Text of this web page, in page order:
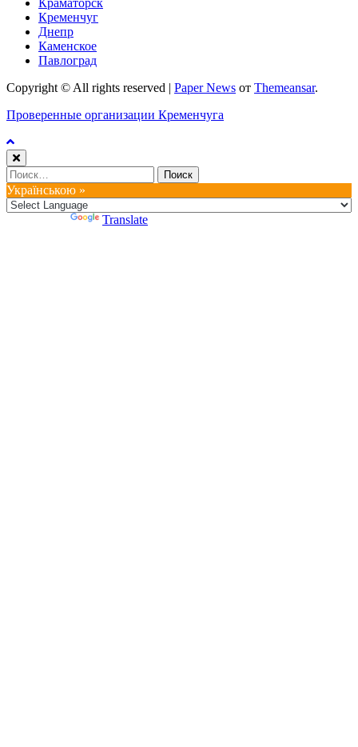
Кременчуг
Днепр
Каменское
Павлоград
Copyright © All rights reserved | Paper News от Themeansar.
Проверенные организации Кременчуга
Найти:
Українською »
Translate